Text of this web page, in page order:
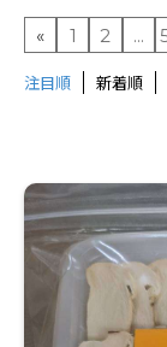
« 1 2 ...
注目順 新着順